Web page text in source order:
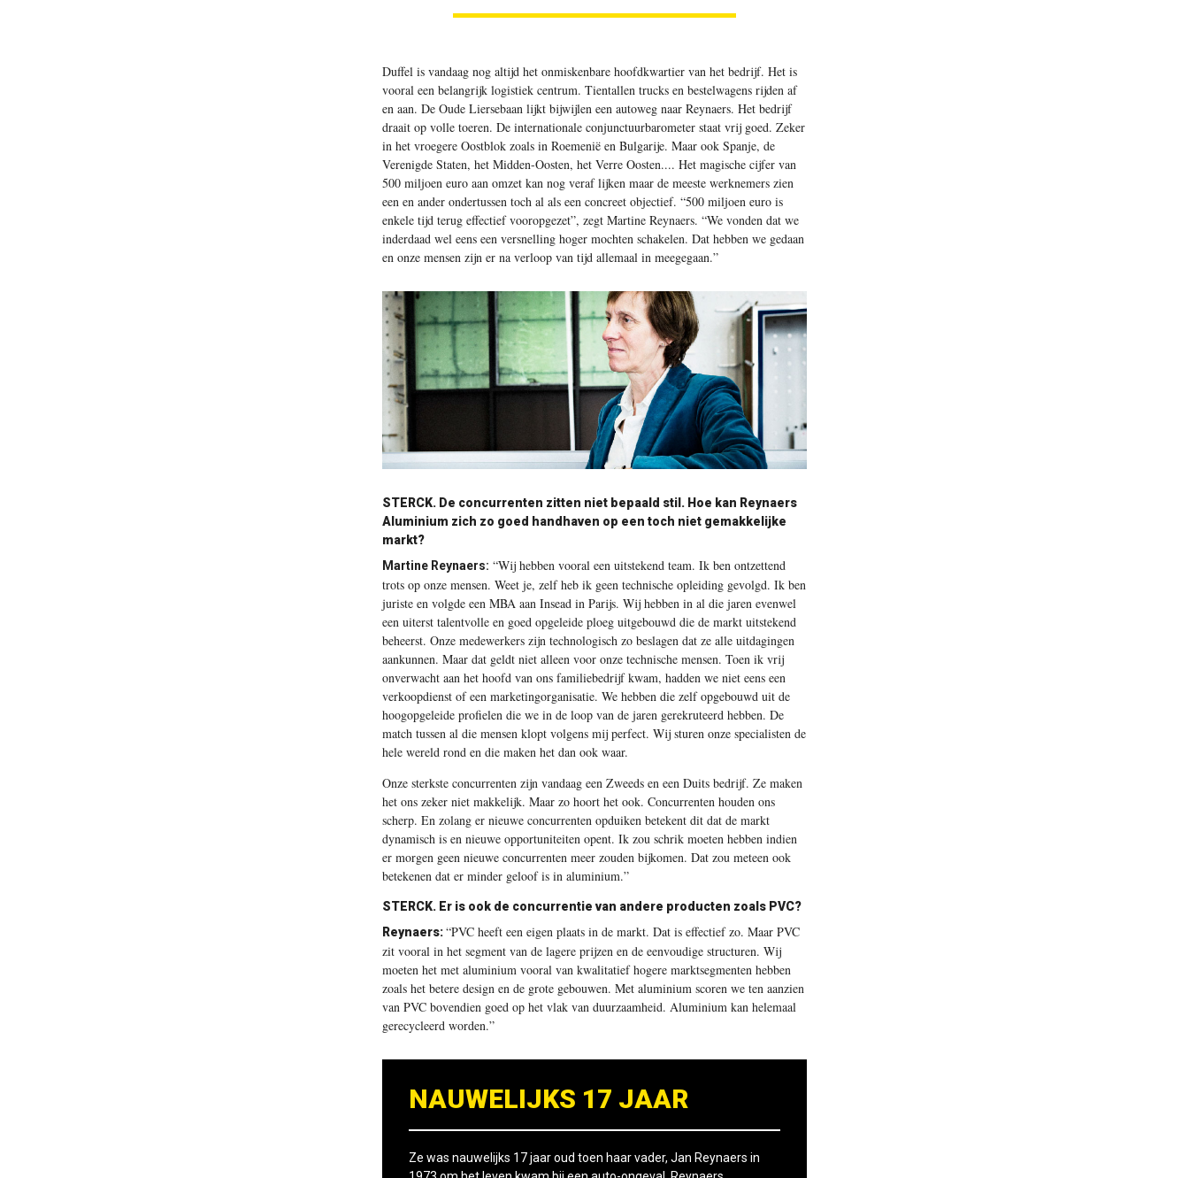
Duffel is vandaag nog altijd het onmiskenbare hoofdkwartier van het bedrijf. Het is
vooral een belangrijk logistiek centrum. Tientallen trucks en bestelwagens rijden af
en aan. De Oude Liersebaan lijkt bijwijlen een autoweg naar Reynaers. Het bedrijf
draait op volle toeren. De inter­nationale conjunctuurbarometer staat vrij goed. Zeker
in het vroegere Oostblok zoals in Roemenië en Bulgarije. Maar ook Spanje, de
Verenigde Staten, het Midden-Oosten, het Verre Oosten.... Het magische cijfer van
500 miljoen euro aan omzet kan nog veraf lijken maar de meeste werknemers zien
een en ander ondertussen toch al als een concreet objectief. “500 miljoen euro is
enkele tijd terug effectief vooropgezet”, zegt Martine Reynaers. “We vonden dat we
inderdaad wel eens een versnelling hoger mochten schakelen. Dat hebben we gedaan
en onze mensen zijn er na verloop van tijd allemaal in meegegaan.”
STERCK. De concurrenten zitten niet bepaald stil. Hoe kan Reynaers
Aluminium zich zo goed handhaven op een toch niet gemakkelijke
markt?
Martine Reynaers: “Wij hebben vooral een uitstekend team. Ik ben ontzettend
trots op onze mensen. Weet je, zelf heb ik geen technische opleiding gevolgd. Ik ben
juriste en volgde een MBA aan Insead in Parijs. Wij hebben in al die jaren evenwel
een uiterst talentvolle en goed opgeleide ploeg uitgebouwd die de markt uitstekend
beheerst. Onze medewerkers zijn technologisch zo beslagen dat ze alle uitdagingen
aankunnen. Maar dat geldt niet alleen voor onze technische mensen. Toen ik vrij
onverwacht aan het hoofd van ons familiebedrijf kwam, hadden we niet eens een
verkoopdienst of een marketingorganisatie. We hebben die zelf opgebouwd uit de
hoogopgeleide profielen die we in de loop van de jaren gerekruteerd hebben. De
match tussen al die mensen klopt volgens mij perfect. Wij sturen onze specialisten de
hele wereld rond en die maken het dan ook waar.
Onze sterkste concurrenten zijn vandaag een Zweeds en een Duits bedrijf. Ze maken
het ons zeker niet makkelijk. Maar zo hoort het ook. Concurrenten houden ons
scherp. En zolang er nieuwe concurrenten opduiken betekent dit dat de markt
dynamisch is en nieuwe opportuniteiten opent. Ik zou schrik moeten hebben indien
er morgen geen nieuwe concurrenten meer zouden bijkomen. Dat zou meteen ook
betekenen dat er minder geloof is in aluminium.”
STERCK. Er is ook de concurrentie van andere producten zoals PVC?
Reynaers:“PVC heeft een eigen plaats in de markt. Dat is effectief zo. Maar PVC
zit vooral in het segment van de lagere prijzen en de eenvoudige structuren. Wij
moeten het met aluminium vooral van kwalitatief hogere marktsegmenten hebben
zoals het betere design en de grote gebouwen. Met aluminium scoren we ten aanzien
van PVC bovendien goed op het vlak van duurzaamheid. Aluminium kan helemaal
gerecycleerd worden.”
NAUWELIJKS 17 JAAR
Ze was nauwelijks 17 jaar oud toen haar vader, Jan Reynaers in